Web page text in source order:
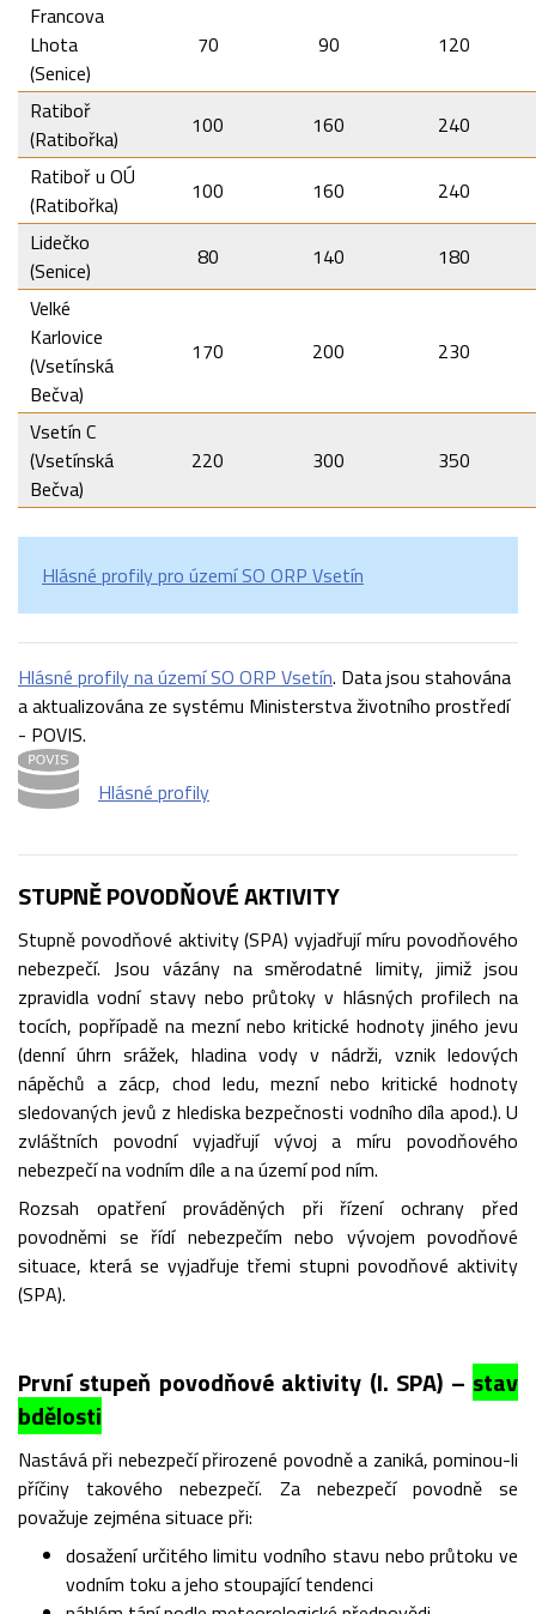
Francova
Lhota
(Senice)
70 90 120
Ratiboř
(Ratibořka)
100 160
240
Ratiboř u OÚ
(Ratibořka)
100 160
240
Lidečko
(Senice)
80 140
180
Velké
Karlovice
(Vsetínská
Bečva)
170 200 230
Vsetín C
(Vsetínská
Bečva)
220 300 350
Hlásné profily pro území SO ORP Vsetín
Hlásné profily na území SO ORP Vsetín. Data jsou stahována
a aktualizována ze systému Ministerstva životního prostředí
- POVIS.
Hlásné profily
STUPNĚ POVODŇOVÉ AKTIVITY
Stupně povodňové aktivity (SPA) vyjadřují míru povodňového
nebezpečí. Jsou vázány na směrodatné limity, jimiž jsou
zpravidla vodní stavy nebo průtoky v hlásných profilech na
tocích, popřípadě na mezní nebo kritické hodnoty jiného jevu
(denní úhrn srážek, hladina vody v nádrži, vznik ledových
nápěchů a zácp, chod ledu, mezní nebo kritické hodnoty
sledovaných jevů z hlediska bezpečnosti vodního díla apod.). U
zvláštních povodní vyjadřují vývoj a míru povodňového
nebezpečí na vodním díle a na území pod ním.
Rozsah opatření prováděných při řízení ochrany před
povodněmi se řídí nebezpečím nebo vývojem povodňové
situace, která se vyjadřuje třemi stupni povodňové aktivity
(SPA).
První stupeň povodňové aktivity (I. SPA) – stav
bdělosti
Nastává při nebezpečí přirozené povodně a zaniká, pominou-li
příčiny takového nebezpečí. Za nebezpečí povodně se
považuje zejména situace při:
dosažení určitého limitu vodního stavu nebo průtoku ve
vodním toku a jeho stoupající tendenci